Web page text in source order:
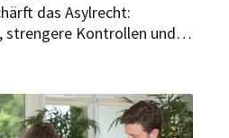
das Asylrecht:
strengere Kontrollen und
Branchen wie
kann.